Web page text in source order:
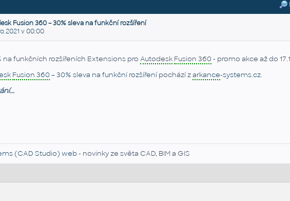
Fusion 360 – 30% sleva na funkční rozšíření
v 00:00
na funkčních rozšířeních Extensions pro Autodesk Fusion 360 - promo akce až do
Fusion 360 – 30% sleva na funkční rozšířenípochází zarkance-systems.cz.
(CAD Studio) web- novinky ze světa CAD, BIM a GIS